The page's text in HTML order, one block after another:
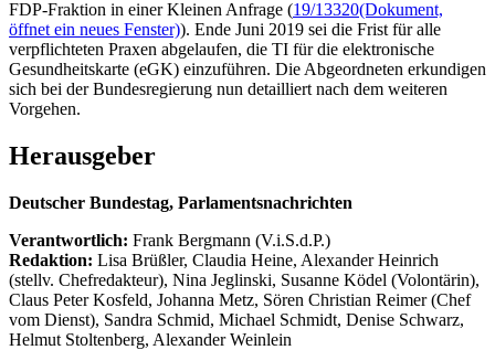
FDP-Fraktion in einer Kleinen Anfrage (19/13320(Dokument,
öffnet ein neues Fenster)). Ende Juni 2019 sei die Frist für alle
verpflichteten Praxen abgelaufen, die TI für die elektronische
Gesundheitskarte (eGK) einzuführen. Die Abgeordneten erkundigen
sich bei der Bundesregierung nun detailliert nach dem weiteren
Vorgehen.
Herausgeber
Deutscher Bundestag, Parlamentsnachrichten
Verantwortlich: Frank Bergmann (V.i.S.d.P.)
Redaktion: Lisa Brüßler, Claudia Heine, Alexander Heinrich
(stellv. Chefredakteur), Nina Jeglinski, Susanne Ködel (Volontärin),
Claus Peter Kosfeld, Johanna Metz, Sören Christian Reimer (Chef
vom Dienst), Sandra Schmid, Michael Schmidt, Denise Schwarz,
Helmut Stoltenberg, Alexander Weinlein